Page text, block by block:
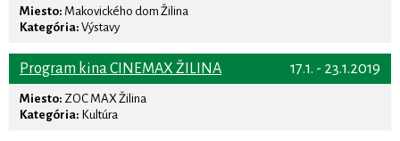
Miesto: Makovického dom Žilina
Kategória: Výstavy
17.1. - 23.1.2019
Program kina CINEMAX ŽILINA
Miesto: ZOC MAX Žilina
Kategória: Kultúra